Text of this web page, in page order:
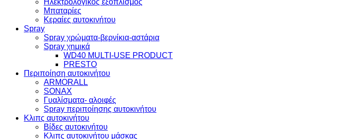
Ηλεκτρολογικός εξοπλισμός
Μπαταρίες
Κεραίες αυτοκινήτου
Spray
Spray χρώματα-βερνίκια-αστάρια
Spray χημικά
WD40 MULTI-USE PRODUCT
PRESTO
Περιποίηση αυτοκινήτου
ARMORALL
SONAX
Γυαλίσματα- αλοιφές
Spray περιποίησης αυτοκινήτου
Κλιπς αυτοκινήτου
Βίδες αυτοκινήτου
Kλιπς αυτοκινήτου μάσκας